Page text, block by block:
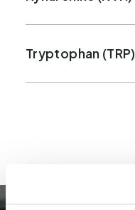
Tryptophan (TRP)